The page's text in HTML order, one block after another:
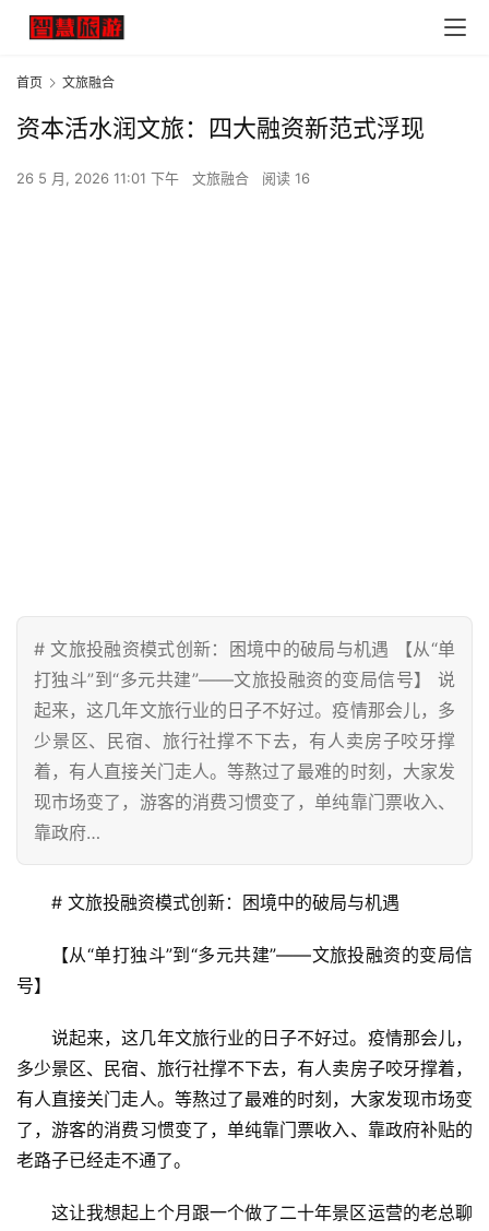
首页 文旅融合
资本活水润文旅：四大融资新范式浮现
26 5 月, 2026 11:01 下午 文旅融合 阅读 16
# 文旅投融资模式创新：困境中的破局与机遇 【从“单
打独斗”到“多元共建”——文旅投融资的变局信号】 说
起来，这几年文旅行业的日子不好过。疫情那会儿，多
少景区、民宿、旅行社撑不下去，有人卖房子咬牙撑
着，有人直接关门走人。等熬过了最难的时刻，大家发
现市场变了，游客的消费习惯变了，单纯靠门票收入、
靠政府…
# 文旅投融资模式创新：困境中的破局与机遇
【从“单打独斗”到“多元共建”——文旅投融资的变局信
号】
说起来，这几年文旅行业的日子不好过。疫情那会儿，
多少景区、民宿、旅行社撑不下去，有人卖房子咬牙撑着，
有人直接关门走人。等熬过了最难的时刻，大家发现市场变
了，游客的消费习惯变了，单纯靠门票收入、靠政府补贴的
老路子已经走不通了。
这让我想起上个月跟一个做了二十年景区运营的老总聊